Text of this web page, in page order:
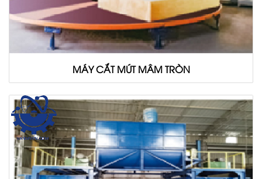
MÁY CẮT MÚT MÂM TRÒN